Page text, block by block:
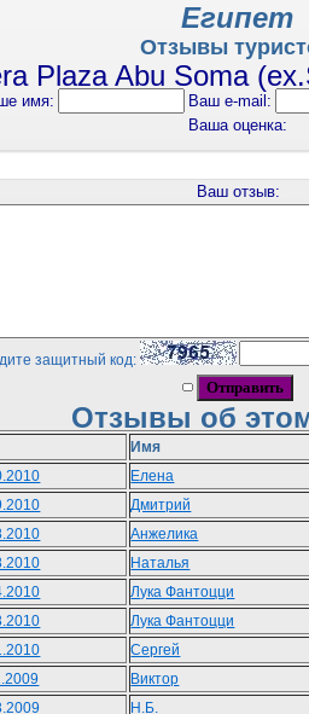
Египет
Отзывы
Plaza Abu Soma
имя:
Ваш e-mail:
Ваша оценка:
Ваш отзыв:
защитный код:
Отзывы об
Имя
Елена
Дмитрий
Анжелика
Наталья
Лука Фантоцци
Лука Фантоцци
Сергей
Виктор
Н.Б.